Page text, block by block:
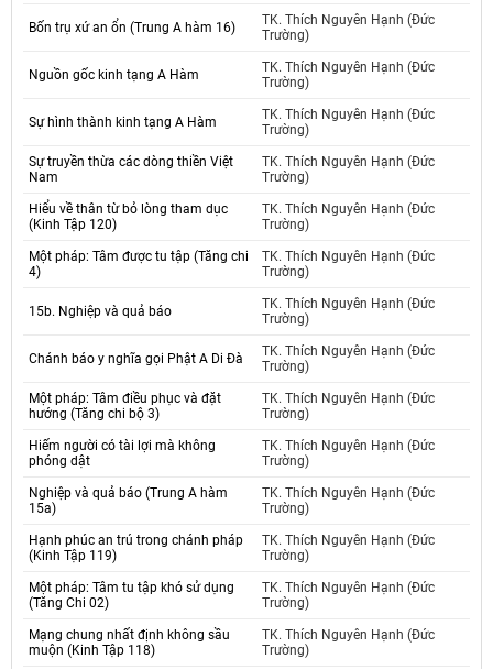
Bốn trụ xứ an ổn (Trung A hàm 16)
TK. Thích Nguyên Hạnh (Đức
Trường)
Nguồn gốc kinh tạng A Hàm
TK. Thích Nguyên Hạnh (Đức
Trường)
Sự hình thành kinh tạng A Hàm
TK. Thích Nguyên Hạnh (Đức
Trường)
Sự truyền thừa các dòng thiền Việt
Nam
TK. Thích Nguyên Hạnh (Đức
Trường)
Hiểu về thân từ bỏ lòng tham dục
(Kinh Tập 120)
TK. Thích Nguyên Hạnh (Đức
Trường)
Một pháp: Tâm được tu tập (Tăng chi
4)
TK. Thích Nguyên Hạnh (Đức
Trường)
15b. Nghiệp và quả báo
TK. Thích Nguyên Hạnh (Đức
Trường)
Chánh báo y nghĩa gọi Phật A Di Đà
TK. Thích Nguyên Hạnh (Đức
Trường)
Một pháp: Tâm điều phục và đặt
hướng (Tăng chi bộ 3)
TK. Thích Nguyên Hạnh (Đức
Trường)
Hiếm người có tài lợi mà không
phóng dật
TK. Thích Nguyên Hạnh (Đức
Trường)
Nghiệp và quả báo (Trung A hàm
15a)
TK. Thích Nguyên Hạnh (Đức
Trường)
Hạnh phúc an trú trong chánh pháp
(Kinh Tập 119)
TK. Thích Nguyên Hạnh (Đức
Trường)
Một pháp: Tâm tu tập khó sử dụng
(Tăng Chi 02)
TK. Thích Nguyên Hạnh (Đức
Trường)
Mạng chung nhất định không sầu
muộn (Kinh Tập 118)
TK. Thích Nguyên Hạnh (Đức
Trường)